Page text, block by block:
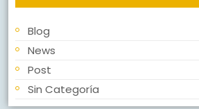
Blog
News
Post
Sin Categoría